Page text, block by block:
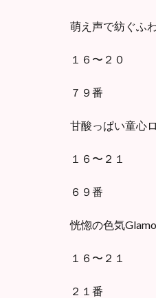
萌え声で紡ぐふ
１６〜２０
７９番
甘酸っぱい童心
１６〜２１
６９番
恍惚の色気
１６〜２１
２１番